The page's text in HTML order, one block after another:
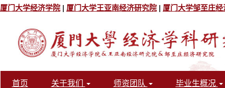
厦门大学经济学院 | 厦门大学王亚南经济研究院 | 厦门大学邹至庄
首页 关于我们 师资团队 毕业生概况